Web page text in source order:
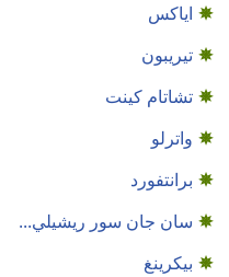
اياكس
تيريبون
تشاتام كينت
واترلو
برانتفورد
سان جان سور ريشيلي...
بيكرينغ